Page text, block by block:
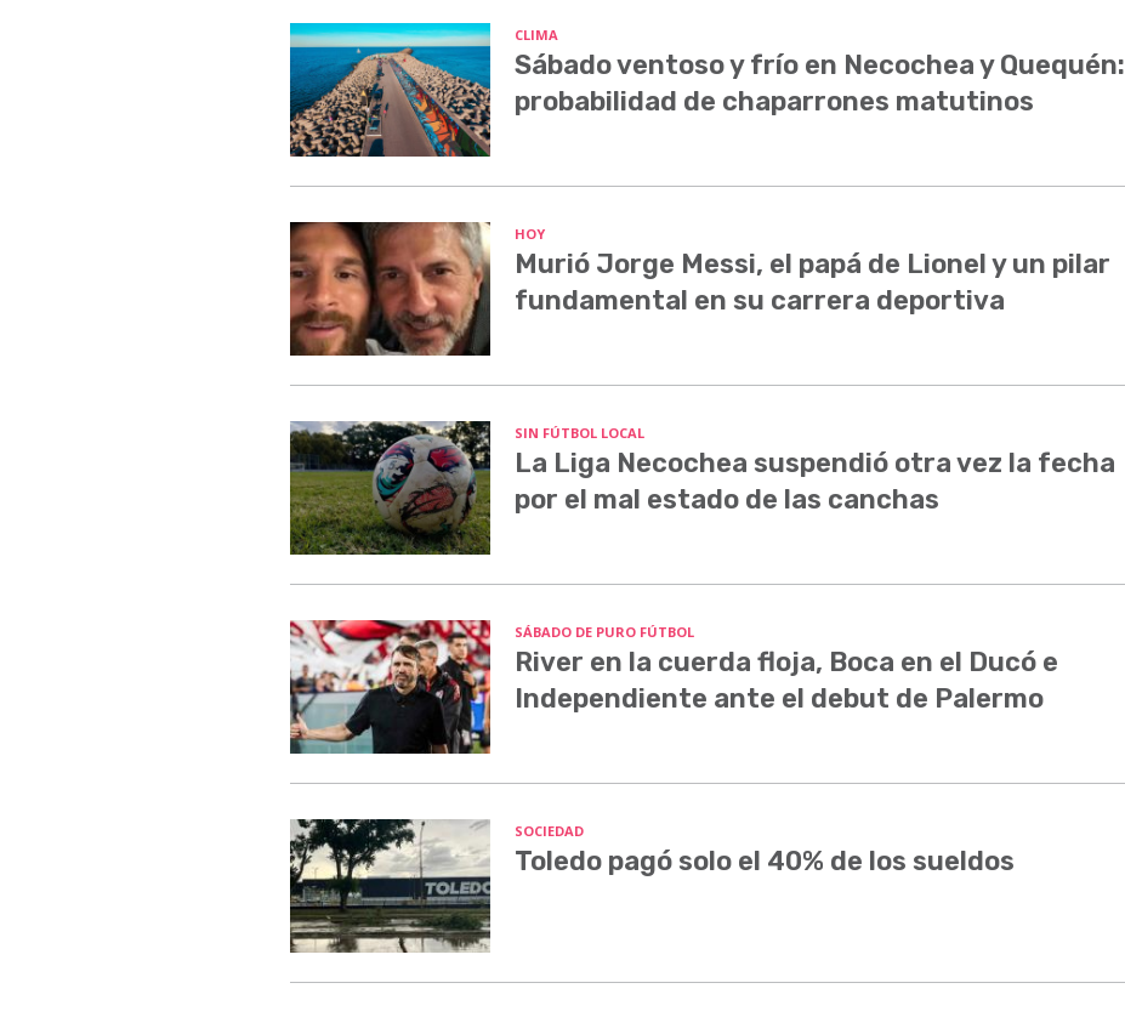
CLIMA
Sábado ventoso y frío en Necochea y Quequén:
probabilidad de chaparrones matutinos
HOY
Murió Jorge Messi, el papá de Lionel y un pilar
fundamental en su carrera deportiva
SIN FÚTBOL LOCAL
La Liga Necochea suspendió otra vez la fecha
por el mal estado de las canchas
SÁBADO DE PURO FÚTBOL
River en la cuerda floja, Boca en el Ducó e
Independiente ante el debut de Palermo
SOCIEDAD
Toledo pagó solo el 40% de los sueldos